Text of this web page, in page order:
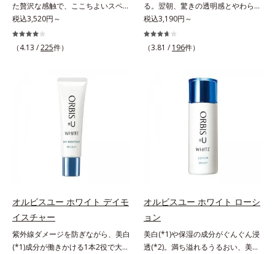
た贅沢な感触で、ここちよいスペシ
ャルケアを。若々しく透明感のある
美肌を構成する要素と、年齢肌(*1)
のメラニン生成にアプローチして、
の理論を応用し、全方位的に肌の底
上げを図ります。さらに、シミと年
齢の関係に着目。点在するシミだけ
でなく、メラニンが蓄積しがちな年
齢肌の“メラニンメタボ(*2)”にアプ
ローチして、澄みわたる美肌を目指
します。*1 年齢を重ねた肌*2 メラ
ニンが過剰に生成する状態*3 メラ
を防ぐ*4 コラーゲン・トリペプチ
ド Ｆ
税込3,520円～
（4.13 /225件）
る。翌朝、驚きの透明感とやわらか
さを感じて。若々しく透明感のある
美肌を構成する要素と、年齢肌(*1)
のメラニン生成にアプローチして、
の理論を応用し、全方位的に肌の底
上げを図ります。さらに、シミと年
でなく、メラニンが蓄積しがちな年
齢肌の“メラニンメタボ(*2)”にアプ
ローチして、澄みわたる美肌を目指
します。*1 年齢を重ねた肌*2 メラ
ニンが過剰に生成する状態
税込3,190円～
（3.81 / 196件）
オルビスユー ホワイト デイモ
イスチャー
紫外線ダメージを防ぎながら、美白
(*1)成分が働きかける1本2役で大人
オルビスユー ホワイト ローシ
ョン
美白(*1)や保湿の成分がぐんぐん浸
透(*2)。満ち溢れるうるおい、美肌